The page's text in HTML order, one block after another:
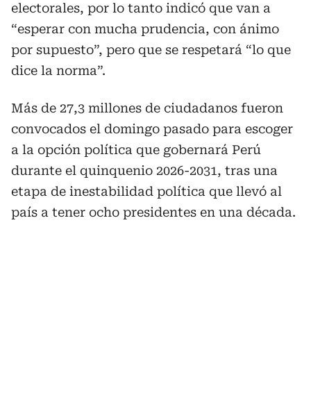
electorales, por lo tanto indicó que van a
“esperar con mucha prudencia, con ánimo
por supuesto”, pero que se respetará “lo que
dice la norma”.
Más de 27,3 millones de ciudadanos fueron
convocados el domingo pasado para escoger
a la opción política que gobernará Perú
durante el quinquenio 2026-2031, tras una
etapa de inestabilidad política que llevó al
país a tener ocho presidentes en una década.